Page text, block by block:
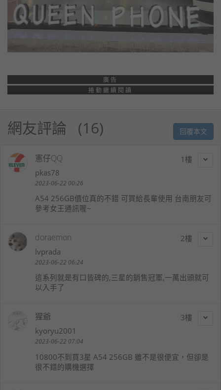
廣告
捲動繼續閱讀
網友評論 16 回覆本文
1
憲仔QQ
pkas78
2023-06-22 00:26
A54 256GB價位真的不錯 可買給長輩使用 台南朋友可
參考女王通訊喔~
2
doraemon
lvprada
2023-06-22 06:24
這系列就是有口皆碑的,三星的銷售冠軍,一萬出頭就可
以入手了
3
猩爺
kyoryu2001
2023-06-22 07:04
10800不到買3星 A54 256GB 雖不是很便宜，但卻是
很不錯的購機選擇